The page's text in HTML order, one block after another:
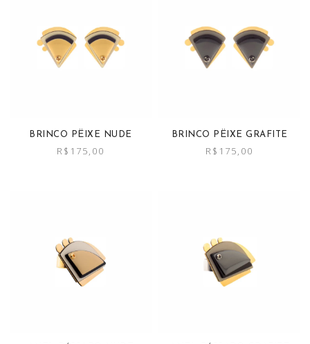
BRINCO PËIXE NUDE
R$ 175,00
BRINCO PËIXE GRAFITE
R$ 175,00